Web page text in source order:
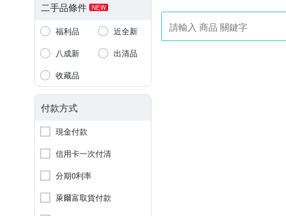
二手品條件 NEW
福利品
近全新
八成新
出清品
收藏品
付款方式
現金付款
信用卡一次付清
分期0利率
萊爾富取貨付款